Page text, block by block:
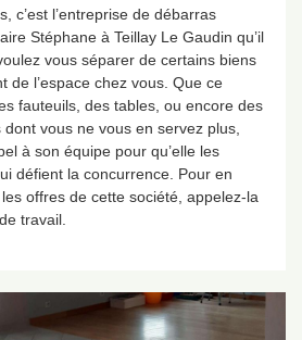
c’est l’entreprise de débarras
Stéphane à Teillay Le Gaudin qu’il
vous séparer de certains biens
de l’espace chez vous. Que ce
fauteuils, des tables, ou encore des
vous ne vous en servez plus,
à son équipe pour qu’elle les
défient la concurrence. Pour en
offres de cette société, appelez-la
travail.